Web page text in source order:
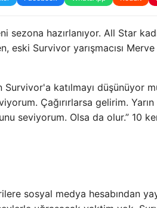
sezona hazırlanıyor. All Star
eski Survivor yarışmacısı Merve
katılmayı düşünüyor
Çağırırlarsa gelirim. Yarın
seviyorum. Olsa da olur.” 10
sosyal medya hesabından